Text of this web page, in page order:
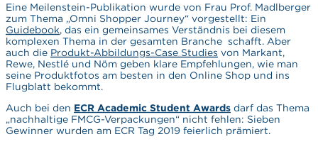
Eine Meilenstein-Publikation wurde von Frau Prof. Madlberger
zum Thema „Omni Shopper Journey“ vorgestellt: Ein
Guidebook, das ein gemeinsames Verständnis bei diesem
komplexen Thema in der gesamten Branche schafft. Aber
auch die Produkt-Abbildungs-Case Studies von Markant,
Rewe, Nestlé und Nöm geben klare Empfehlungen, wie man
seine Produktfotos am besten in den Online Shop und ins
Flugblatt bekommt.
Auch bei den ECR Academic Student Awardsdarf das Thema
„nachhaltige FMCG-Verpackungen“ nicht fehlen: Sieben
Gewinner wurden am ECR Tag 2019 feierlich prämiert.